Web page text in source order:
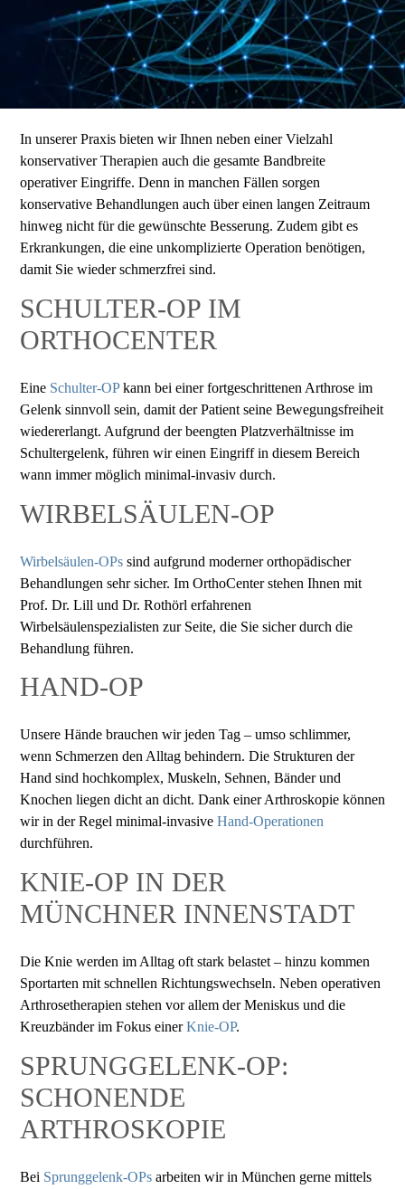
In unserer Praxis bieten wir Ihnen neben einer Vielzahl
konservativer Therapien auch die gesamte Bandbreite
operativer Eingriffe. Denn in manchen Fällen sorgen
konservative Behandlungen auch über einen langen Zeitraum
hinweg nicht für die gewünschte Besserung. Zudem gibt es
Erkrankungen, die eine unkomplizierte Operation benötigen,
damit Sie wieder schmerzfrei sind.
SCHULTER-OP IM
ORTHOCENTER
Eine Schulter-OPkann bei einer fortgeschrittenen Arthrose im
Gelenk sinnvoll sein, damit der Patient seine Bewegungsfreiheit
wiedererlangt. Aufgrund der beengten Platzverhältnisse im
Schultergelenk, führen wir einen Eingriff in diesem Bereich
wann immer möglich minimal-invasiv durch.
WIRBELSÄULEN-OP
Wirbelsäulen-OPs sind aufgrund moderner orthopädischer
Behandlungen sehr sicher. Im OrthoCenter stehen Ihnen mit
Prof. Dr. Lill und Dr. Rothörl erfahrenen
Wirbelsäulenspezialisten zur Seite, die Sie sicher durch die
Behandlung führen.
HAND-OP
Unsere Hände brauchen wir jeden Tag – umso schlimmer,
wenn Schmerzen den Alltag behindern. Die Strukturen der
Hand sind hochkomplex, Muskeln, Sehnen, Bänder und
Knochen liegen dicht an dicht. Dank einer Arthroskopie können
wir in der Regel minimal-invasive Hand-Operationen
durchführen.
KNIE-OP IN DER
MÜNCHNER INNENSTADT
Die Knie werden im Alltag oft stark belastet – hinzu kommen
Sportarten mit schnellen Richtungswechseln. Neben operativen
Arthrosetherapien stehen vor allem der Meniskus und die
Kreuzbänder im Fokus einerKnie-OP.
SPRUNGGELENK-OP:
SCHONENDE
ARTHROSKOPIE
Bei Sprunggelenk-OPs arbeiten wir in München gerne mittels